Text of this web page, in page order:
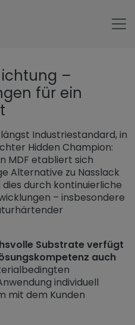
für „Pulverlack“
Untermenü öffnen
öffnen für
–
für ein
Industriestandard, in
Hidden Champion:
MDF etabliert sich
Alternative zu Nasslack
durch kontinuierliche
– insbesondere
Substrate verfügt
auch
individuell
mit dem Kunden